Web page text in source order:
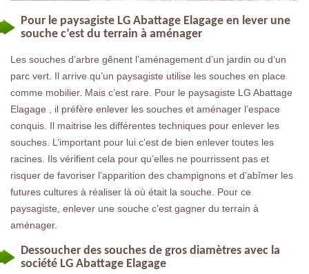
Pour le paysagiste LG Abattage Elagage en lever une
souche c’est du terrain à aménager
Les souches d’arbre gênent l’aménagement d’un jardin ou d’un
parc vert. Il arrive qu’un paysagiste utilise les souches en place
comme mobilier. Mais c’est rare. Pour le paysagiste LG Abattage
Elagage , il préfère enlever les souches et aménager l’espace
conquis. Il maitrise les différentes techniques pour enlever les
souches. L’important pour lui c’est de bien enlever toutes les
racines. Ils vérifient cela pour qu’elles ne pourrissent pas et
risquer de favoriser l’apparition des champignons et d’abîmer les
futures cultures à réaliser là où était la souche. Pour ce
paysagiste, enlever une souche c’est gagner du terrain à
aménager.
Dessoucher des souches de gros diamètres avec la
société LG Abattage Elagage